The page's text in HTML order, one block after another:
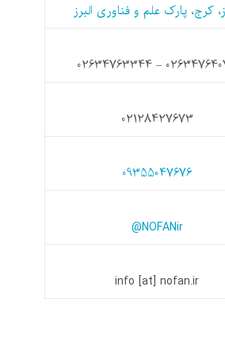
کرج، پارک علم و فناوری البرز
02634764078 –
02128427673
09355047676
@NOFANir
info [at] nofan.ir